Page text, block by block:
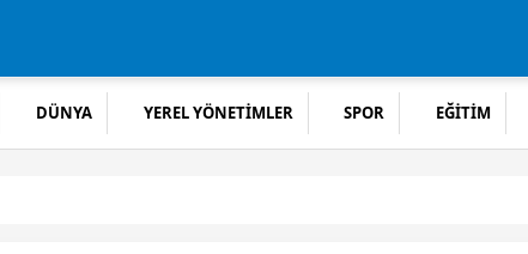
DÜNYA YEREL YÖNETİMLER SPOR EĞİTİM